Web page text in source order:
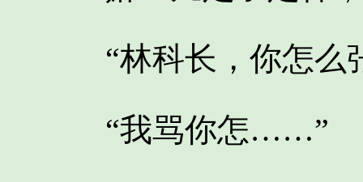
“林科长，你怎么
“我骂你怎……”